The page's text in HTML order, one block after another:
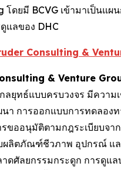
โดยมี BCVG เข้ามาเป็นแผ
แลของ DHC
Consulting &
& Venture
ลยุทธ์แบบครบวงจร มีควา
า การออกแบบการทดลอง
ขออนุมัติตามกฎระเบียบจา
ผลิตภัณฑ์ชีวภาพ อุปกรณ์ แ
ดศัลยกรรมกระดูก การดูแล